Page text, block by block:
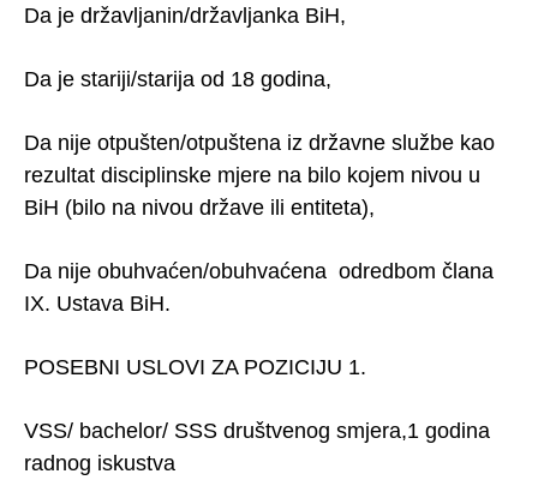
Da je državljanin/državljanka BiH,
Da je stariji/starija od 18 godina,
Da nije otpušten/otpuštena iz državne službe kao
rezultat disciplinske mjere na bilo kojem nivou u
BiH (bilo na nivou države ili entiteta),
Da nije obuhvaćen/obuhvaćena odredbom člana
IX. Ustava BiH.
POSEBNI USLOVI ZA POZICIJU 1.
VSS/ bachelor/ SSS društvenog smjera,1 godina
radnog iskustva